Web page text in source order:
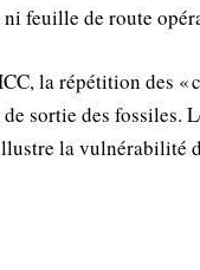
ni feuille de route
la répétition des «
sortie des fossiles.
la vulnérabilité